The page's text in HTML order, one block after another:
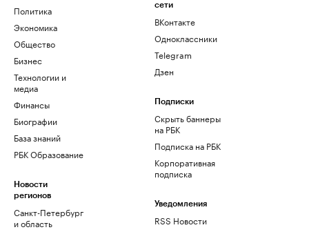
Политика
Экономика
Общество
Бизнес
Технологии и
медиа
Финансы
Биографии
База знаний
РБК Образование
Новости
регионов
Санкт-Петербург
и область
сети
ВКонтакте
Одноклассники
Telegram
Дзен
Подписки
Скрыть баннеры
на РБК
Подписка на РБК
Корпоративная
подписка
Уведомления
RSS Новости